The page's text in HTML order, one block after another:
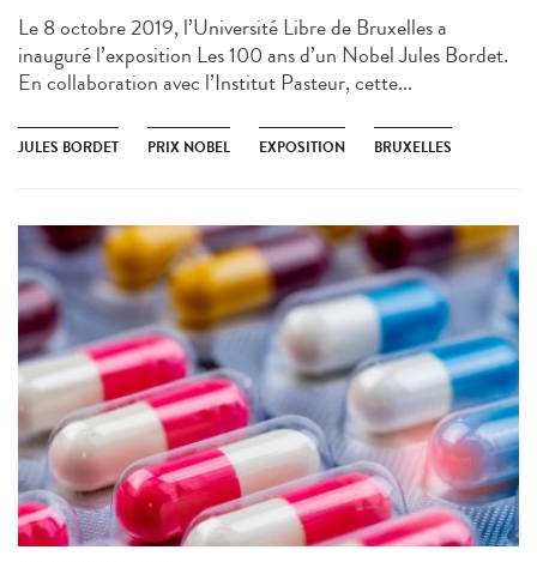
Le 8 octobre 2019, l’Université Libre de Bruxelles a
inauguré l’exposition Les 100 ans d’un Nobel Jules Bordet.
En collaboration avec l’Institut Pasteur, cette...
JULES BORDET PRIX NOBEL EXPOSITION BRUXELLES